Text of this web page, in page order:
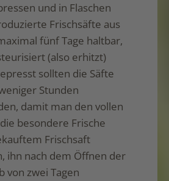
und in Flaschen
Frischsäfte aus
fünf Tage haltbar,
(also erhitzt)
sollten die Säfte
Stunden
damit man den vollen
besondere Frische
Frischsaft
ihn nach dem Öffnen der
von zwei Tagen